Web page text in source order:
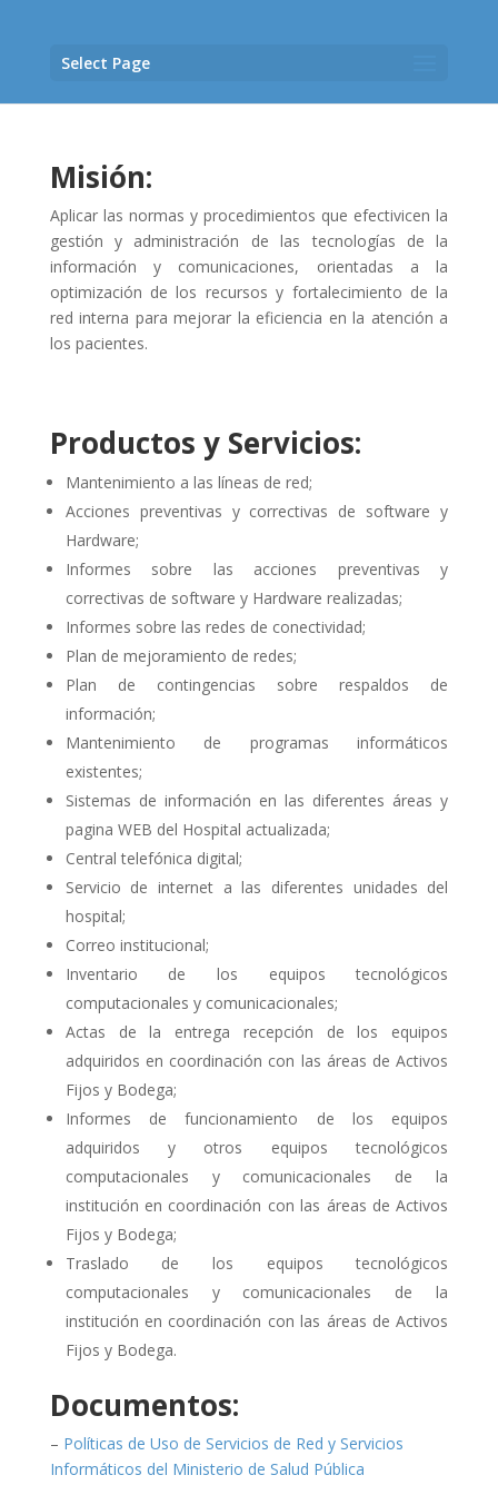
Select Page
Misión:
Aplicar las normas y procedimientos que efectivicen la
gestión y administración de las tecnologías de la
información y comunicaciones, orientadas a la
optimización de los recursos y fortalecimiento de la
red interna para mejorar la eficiencia en la atención a
los pacientes.
Productos y Servicios:
Mantenimiento a las líneas de red;
Acciones preventivas y correctivas de software y
Hardware;
Informes sobre las acciones preventivas y
correctivas de software y Hardware realizadas;
Informes sobre las redes de conectividad;
Plan de mejoramiento de redes;
Plan de contingencias sobre respaldos de
información;
Mantenimiento de programas informáticos
existentes;
Sistemas de información en las diferentes áreas y
pagina WEB del Hospital actualizada;
Central telefónica digital;
Servicio de internet a las diferentes unidades del
hospital;
Correo institucional;
Inventario de los equipos tecnológicos
computacionales y comunicacionales;
Actas de la entrega recepción de los equipos
adquiridos en coordinación con las áreas de Activos
Fijos y Bodega;
Informes de funcionamiento de los equipos
adquiridos y otros equipos tecnológicos
computacionales y comunicacionales de la
institución en coordinación con las áreas de Activos
Fijos y Bodega;
Traslado de los equipos tecnológicos
computacionales y comunicacionales de la
institución en coordinación con las áreas de Activos
Fijos y Bodega.
Documentos:
– Políticas de Uso de Servicios de Red y Servicios
Informáticos del Ministerio de Salud Pública